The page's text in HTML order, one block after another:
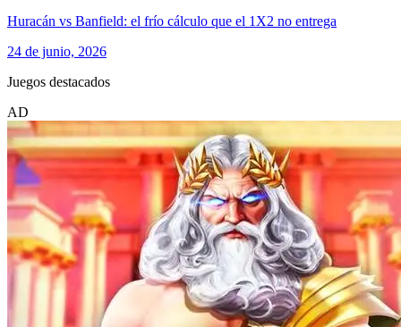
Huracán vs Banfield: el frío cálculo que el 1X2 no entrega
24 de junio, 2026
Juegos destacados
AD